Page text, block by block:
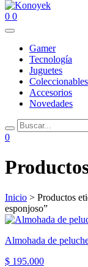
0 0
Gamer
Tecnología
Juguetes
Coleccionables
Accesorios
Novedades
0
Inicio > Productos
esponjoso”
Almohada de
$ 195.000